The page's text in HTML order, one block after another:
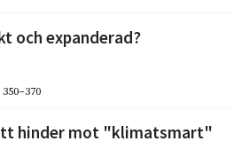
och expanderad?
350–370
hinder mot "klimatsmart"